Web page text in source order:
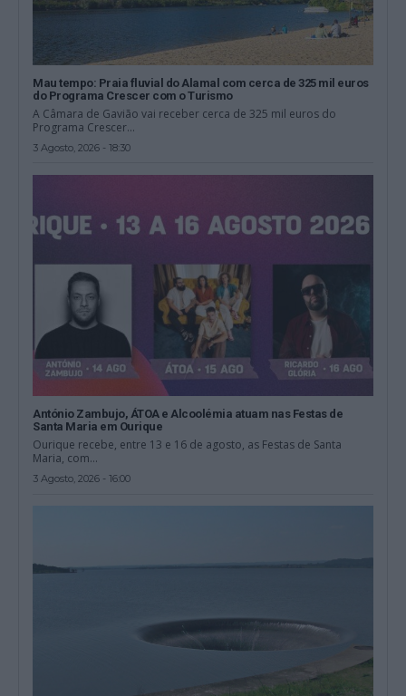
Mau tempo: Praia fluvial do Alamal com cerca de 325 mil euros
do Programa Crescer com o Turismo
A Câmara de Gavião vai receber cerca de 325 mil euros do
Programa Crescer...
3 Agosto, 2026 - 18:30
António Zambujo, ÁTOA e Alcoolémia atuam nas Festas de
Santa Maria em Ourique
Ourique recebe, entre 13 e 16 de agosto, as Festas de Santa
Maria, com...
3 Agosto, 2026 - 16:00